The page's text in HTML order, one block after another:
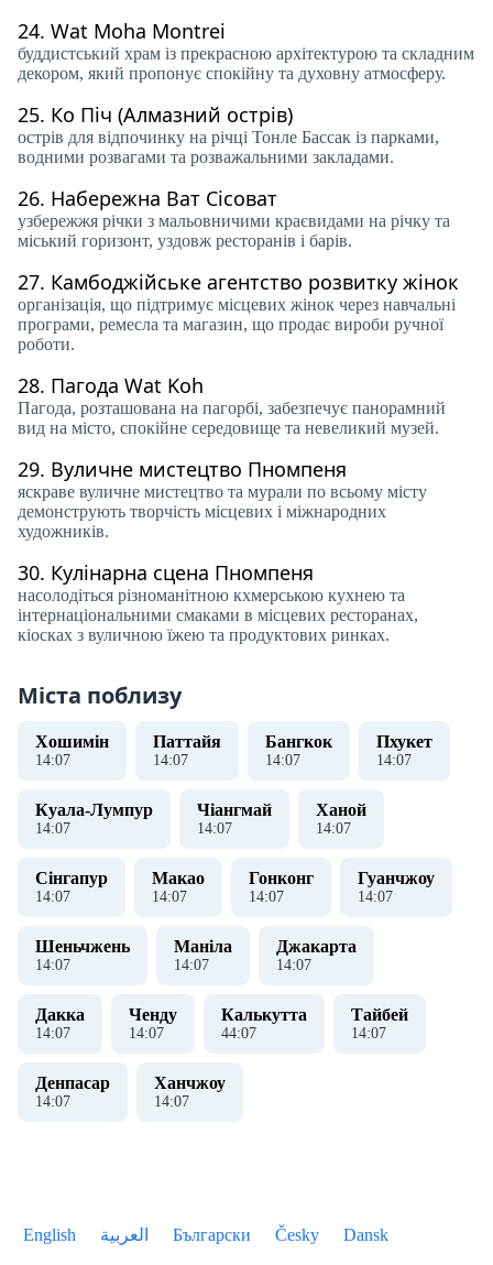
24. Wat Moha Montrei
буддистський храм із прекрасною архітектурою та складним
декором, який пропонує спокійну та духовну атмосферу.
25. Ко Піч (Алмазний острів)
острів для відпочинку на річці Тонле Бассак із парками,
водними розвагами та розважальними закладами.
26. Набережна Ват Сісоват
узбережжя річки з мальовничими краєвидами на річку та
міський горизонт, уздовж ресторанів і барів.
27. Камбоджійське агентство розвитку жінок
організація, що підтримує місцевих жінок через навчальні
програми, ремесла та магазин, що продає вироби ручної
роботи.
28. Пагода Wat Koh
Пагода, розташована на пагорбі, забезпечує панорамний
вид на місто, спокійне середовище та невеликий музей.
29. Вуличне мистецтво Пномпеня
яскраве вуличне мистецтво та мурали по всьому місту
демонструють творчість місцевих і міжнародних
художників.
30. Кулінарна сцена Пномпеня
насолодіться різноманітною кхмерською кухнею та
інтернаціональними смаками в місцевих ресторанах,
кіосках з вуличною їжею та продуктових ринках.
Міста поблизу
Хошимін
14:08
Паттайя
14:08
Бангкок
14:08
Пхукет
14:08
Куала-Лумпур
14:08
Чіангмай
14:08
Ханой
14:08
Сінгапур
14:08
Макао
14:08
Гонконг
14:08
Гуанчжоу
14:08
Шеньчжень
14:08
Маніла
14:08
Джакарта
14:08
Дакка
14:08
Ченду
14:08
Калькутта
44:08
Тайбей
14:08
Денпасар
14:08
Ханчжоу
14:08
English العربية Български Česky Dansk